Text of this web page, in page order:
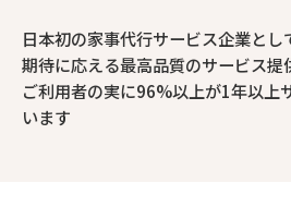
日本初の家事代行サービス企業と
期待に応える最高品質のサービス提
ご利用者の実に96%以上が1年以上
います